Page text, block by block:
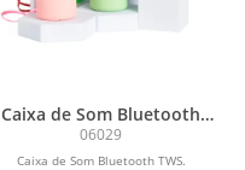
Caixa de Som Bluetooth
TWS
06029
Caixa de Som Bluetooth TWS.